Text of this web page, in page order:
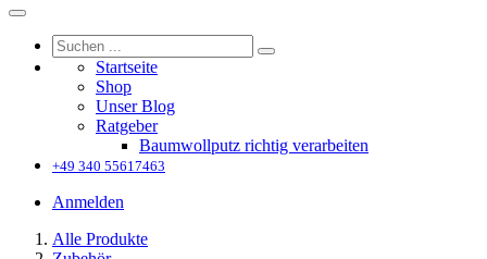
Startseite
Shop
Unser Blog
Ratgeber
Baumwollputz richtig verarbeiten
+49 340 55617463
Anmelden
Alle Produkte